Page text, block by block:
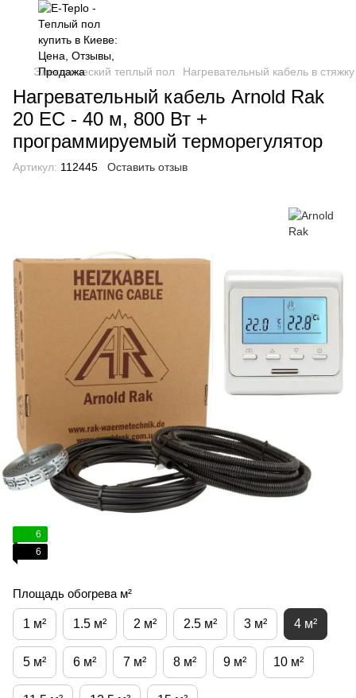
Электрический теплый пол Нагревательный кабель в стяжку
Нагревательный кабель Arnold Rak
20 EC - 40 м, 800 Вт +
программируемый терморегулятор
Артикул: 112445 Оставить отзыв
6
6
Площадь обогрева м²
1 м² 1.5 м² 2 м² 2.5 м² 3 м² 4 м²
5 м² 6 м² 7 м² 8 м² 9 м² 10 м²